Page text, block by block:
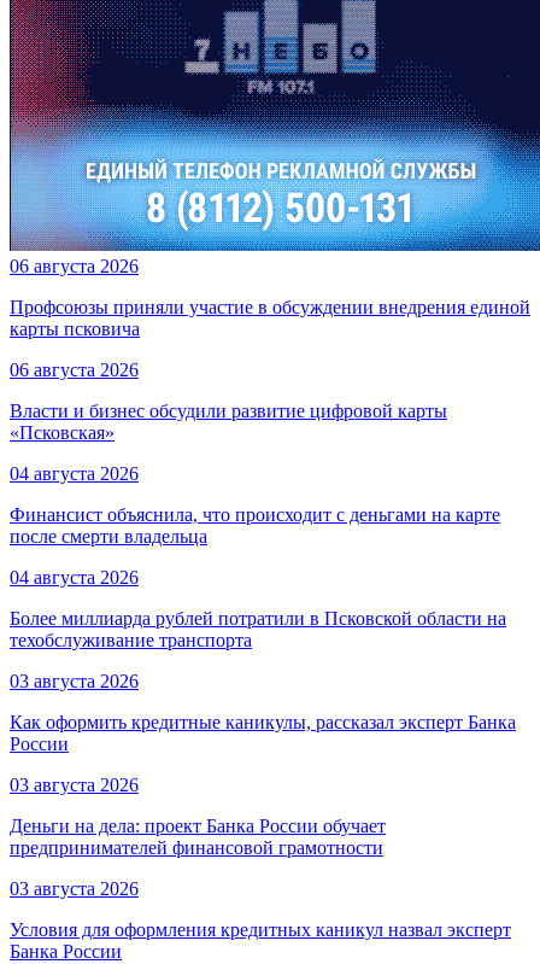
06 августа 2026
Профсоюзы приняли участие в обсуждении внедрения единой
карты псковича
06 августа 2026
Власти и бизнес обсудили развитие цифровой карты
«Псковская»
04 августа 2026
Финансист объяснила, что происходит с деньгами на карте
после смерти владельца
04 августа 2026
Более миллиарда рублей потратили в Псковской области на
техобслуживание транспорта
03 августа 2026
Как оформить кредитные каникулы, рассказал эксперт Банка
России
03 августа 2026
Деньги на дела: проект Банка России обучает
предпринимателей финансовой грамотности
03 августа 2026
Условия для оформления кредитных каникул назвал эксперт
Банка России